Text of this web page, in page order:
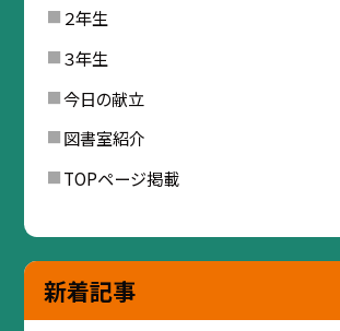
２年生
３年生
今日の献立
図書室紹介
TOPページ掲載
新着記事